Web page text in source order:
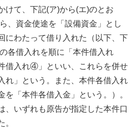
けて、下記(ア)から(エ)のとお
、資金使途を「設備資金」とし
にわたって借り入れた（以下、下
各借入れを順に「本件借入れ
借入れ④」といい、これらを併せ
れ」という。また、本件各借入れ
を「本件各借入金」という。）。
、いずれも原告が指定した本件口
。